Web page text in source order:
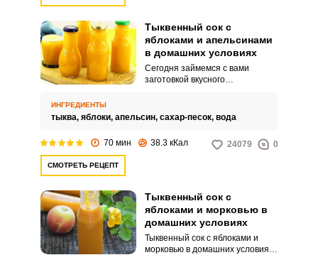
Тыквенный сок с
яблоками и апельсинами
в домашних условиях
Сегодня займемся с вами
заготовкой вкусного
апельсинами в домашних
с потрясающим цитрусовым
ароматом, холодными зимними
ИНГРЕДИЕНТЫ
тыква, яблоки, апельсин, сахар-песок, вода
70 мин 38.3 кКал 24079 0
СМОТРЕТЬ РЕЦЕПТ
Тыквенный сок с
яблоками и морковью в
домашних условиях
Тыквенный сок с яблоками и
морковью в домашних условиях